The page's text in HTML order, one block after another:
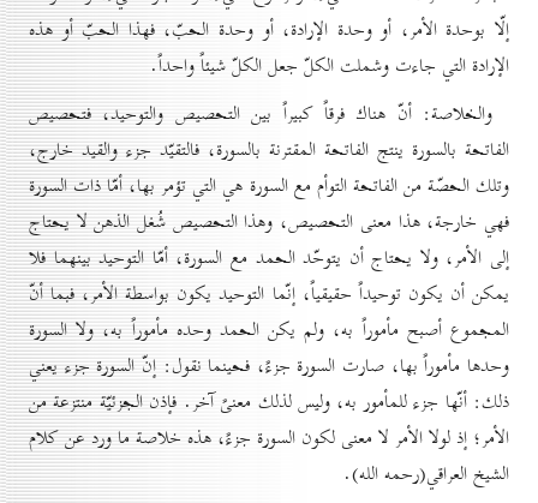
إلّا بوحدة الأمر، أو وحدة الإرادة، أو وحدة الحبّ، فهذا الحبّ أو هذه
الإرادة التي جاءت وشملت الكلّ جعل الكلّ شيئاً واحداً.
والخلاصة: أنّ هناك فرقاً كبيراً بين التحصيص والتوحيد، فتحصيص
الفاتحة بالسورة ينتج الفاتحة المقترنة بالسورة، فالتقيّد جزء والقيد خارج،
وتلك الحصّة من الفاتحة التوأم مع السورة هي التي تؤمر بها، أمّا ذات السورة
فهي خارجة، هذا معنى التحصيص، وهذا التحصيص شُغل الذهن لا يحتاج
إلى الأمر، ولا يحتاج أن يتوحّد الحمد مع السورة، أمّا التوحيد بينهما فلا
يمكن أن يكون توحيداً حقيقياً، إنّما التوحيد يكون بواسطة الأمر، فبما أنّ
المجموع أصبح مأموراً به، ولم يكن الحمد وحده مأموراً به، ولا السورة
وحدها مأموراً بها، صارت السورة جزءً، فحينما نقول: إنّ السورة جزء يعني
ذلك: أنّها جزء للمأمور به، وليس لذلك معنىً آخر. فإذن الجزئيّة منتزعة من
الأمر؛ إذ لولا الأمر لا معنى لكون السورة جزءً، هذه خلاصة ما ورد عن كلام
الشيخ العراقي(رحمه الله).